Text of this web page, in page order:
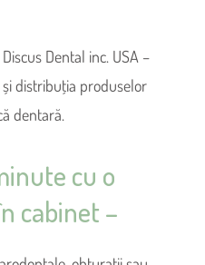
Dental inc. USA –
distribuţia produselor
dentară.
cu o
cabinet –